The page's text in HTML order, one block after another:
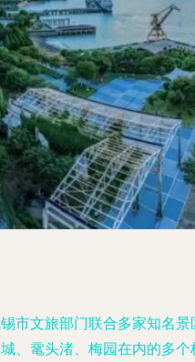
市文旅部门联合多家知名
、鼋头渚、梅园在内的多